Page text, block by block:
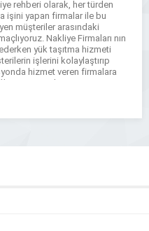
rehberi olarak, her türden
işini yapan firmalar ile bu
müşteriler arasındaki
Nakliye Firmaları nın
ederken yük taşıtma hizmeti
işlerini kolaylaştırıp
hizmet veren firmalara
amaçlıyoruz.